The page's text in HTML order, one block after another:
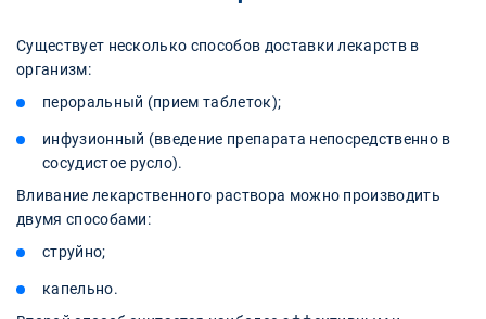
Существует несколько способов доставки лекарств в
организм:
пероральный (прием таблеток);
инфузионный (введение препарата непосредственно в
сосудистое русло).
Вливание лекарственного раствора можно производить
двумя способами:
струйно;
капельно.